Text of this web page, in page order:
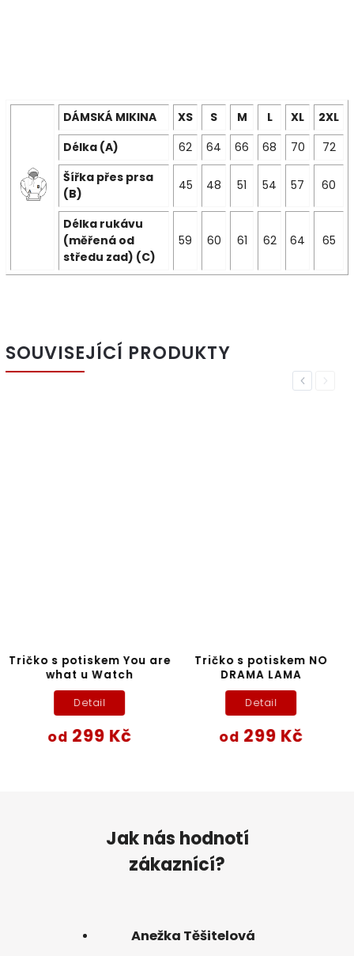
DÁMSKÁ MIKINA XS S M L XL
2XL
Délka (A)
62 64 66 68 70
72
Šířka přes prsa
(B)
45 48 51 54 57 60
Délka rukávu
(měřená od
středu zad) (C)
59 60 61 62 64 65
SOUVISEJÍCÍ PRODUKTY
Previous
Tričko s potiskem You are
what u Watch
od 299 Kč
Detail
Tričko s potiskem NO
DRAMA LAMA
od 299 Kč
Detail
Next
Jak nás hodnotí
zákaznící?
Anežka Těšitelová